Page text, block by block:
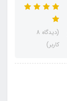
(دیدگاه 8
کاربر)